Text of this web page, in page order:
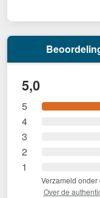
5,0
5
4
3
2
1
Verzameld onder
Over de